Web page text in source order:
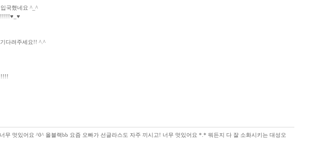
국했네요 ^_^
다려주세요!! ^.^
멋있어요 ^0^ 올블랙bb 요즘 오빠가 선글라스도 자주 끼시고! 너무 멋있어요 *.* 뭐든지 다 잘 소화시키는 대성오